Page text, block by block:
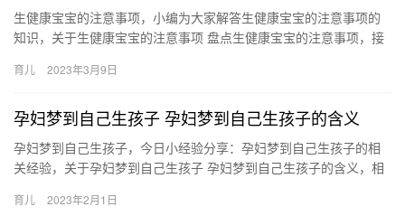
生健康宝宝的注意事项，小编为大家解答生健康宝宝的注意事项的
知识，关于生健康宝宝的注意事项 盘点生健康宝宝的注意事项，接
生…
育儿 2023年3月9日
孕妇梦到自己生孩子 孕妇梦到自己生孩子的含义
孕妇梦到自己生孩子，今日小经验分享：孕妇梦到自己生孩子的相
关经验，关于孕妇梦到自己生孩子 孕妇梦到自己生孩子的含义，相
妇…
育儿 2023年2月1日